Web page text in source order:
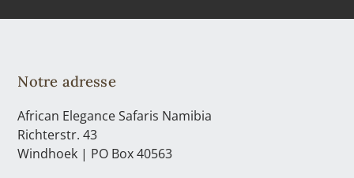
Notre adresse
African Elegance Safaris Namibia
Richterstr. 43
Windhoek | PO Box 40563